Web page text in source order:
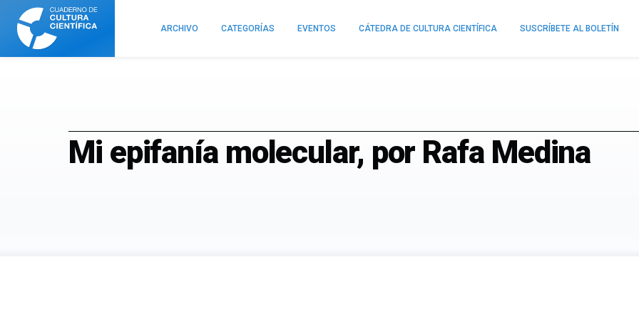
Cuaderno
Cultura
Científica
ARCHIVO CATEGORÍAS EVENTOS CÁTEDRA DE CULTURA CIENTÍFICA SUSCRÍBETE AL BOLETÍN
Mi epifanía molecular, por Rafa Medina